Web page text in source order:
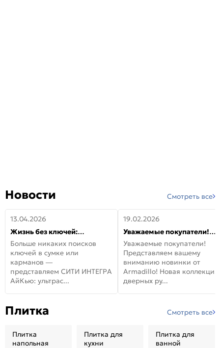
Новости Смотреть все
13.04.2026
Жизнь без ключей:
встречайте новую дверь
СИТИ ИНТЕГРА АйКью!
Больше никаких поисков
ключей в сумке или
карманов —
представляем СИТИ ИНТЕГРА
АйКью: ультрас...
19.02.2026
Уважаемые покупатели!
Представляем вашему
вниманию новинки от
Armadillo!
Уважаемые покупатели!
Представляем вашему
вниманию новинки от
Armadillo! Новая коллекция
дверных ру...
Плитка Смотреть все
Плитка
напольная
Плитка для
кухни
Плитка для
ванной